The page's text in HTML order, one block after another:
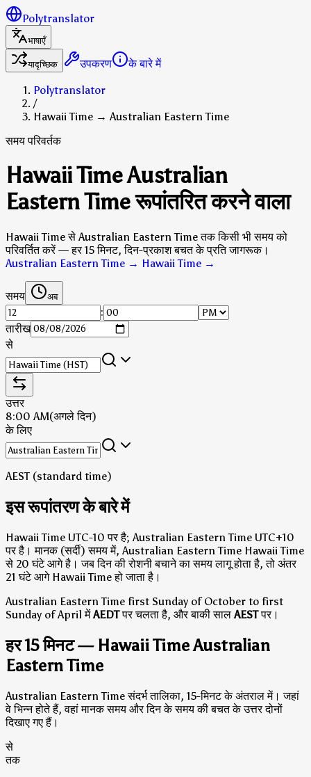
Polytranslator
भाषाएँ
यादृच्छिक
उपकरण
के बारे में
Polytranslator
/
Hawaii Time → Australian Eastern Time
समय परिवर्तक
Hawaii Time Australian
Eastern Time रूपांतरित करने वाला
Hawaii Time से Australian Eastern Time तक किसी भी समय को
परिवर्तित करें — हर 15 मिनट, दिन-प्रकाश बचत के प्रति जागरूक।
Australian Eastern Time → Hawaii Time →
समय अब
:
तारीख
से
उत्तर
8:00 AM(अगले दिन)
के लिए
AEST (standard time)
इस रूपांतरण के बारे में
Hawaii Time UTC-10 पर है; Australian Eastern Time UTC+10
पर है। मानक (सर्दी) समय में, Australian Eastern Time Hawaii Time
से 20 घंटे आगे है। जब दिन की रोशनी बचाने का समय लागू होता है, तो अंतर
21 घंटे आगे Hawaii Time हो जाता है।
Australian Eastern Time first Sunday of October to first
Sunday of April मेंAEDTपर चलता है, और बाकी साल AESTपर।
हर 15 मिनट — Hawaii Time Australian
Eastern Time
Australian Eastern Time संदर्भ तालिका, 15-मिनट के अंतराल में। जहां
वे भिन्न होते हैं, वहां मानक समय और दिन के समय की बचत के उत्तर दोनों
दिखाए गए हैं।
से
तक